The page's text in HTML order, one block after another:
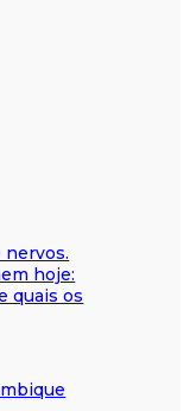
nervos.
hoje:
quais os